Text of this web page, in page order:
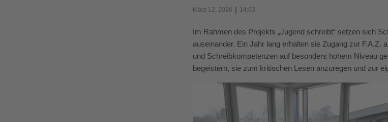
März 12, 2026 | 14:03
Im Rahmen des Projekts „Jugend schreibt“ setzen sich
auseinander. Ein Jahr lang erhalten sie Zugang zur
und Schreibkompetenzen auf besonders hohem Niveau
begeistern, sie zum kritischen Lesen anzuregen und zur